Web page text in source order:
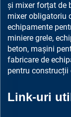
și mixer forțat de
mixer obligatoriu
echipamente
miniere grele,
beton, mașini
fabricare de
pentru
Link-uri